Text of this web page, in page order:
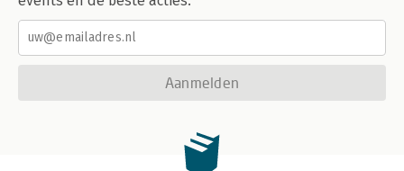
Aanmelden